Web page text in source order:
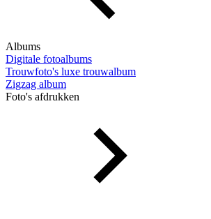
Albums
Digitale fotoalbums
Trouwfoto's luxe trouwalbum
Zigzag album
Foto's afdrukken